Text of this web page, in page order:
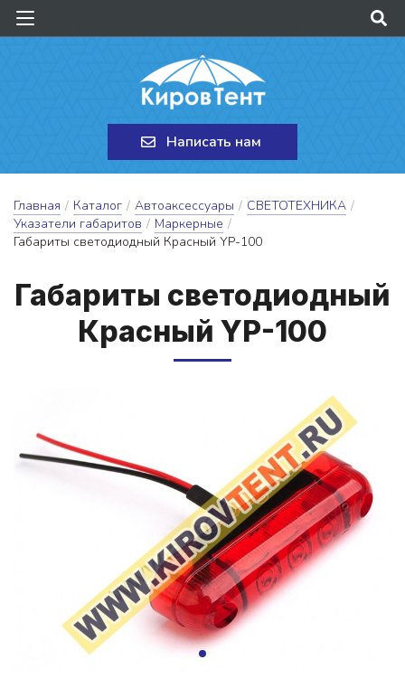
Написать нам
Главная / Каталог / Автоаксессуары / СВЕТОТЕХНИКА /
Указатели габаритов / Маркерные /
Габариты светодиодный Красный YP-100
Га­ба­ри­ты све­то­ди­од­ный
Крас­ный YP-100